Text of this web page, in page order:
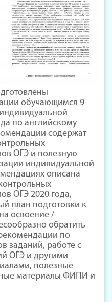
обучающимся 9
по английскому
содержат
ОГЭ и полезную
индивидуальной
описана
ОГЭ 2020 года,
план подготовки к
освоение /
обратить
по
заданий, работе с
ОГЭ и другими
полезные
материалы ФИПИ и